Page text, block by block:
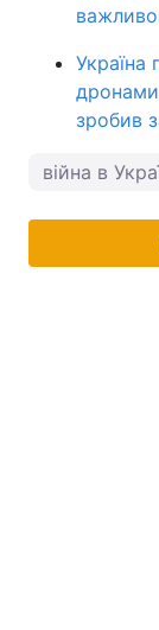
Україна
зробив
війна в